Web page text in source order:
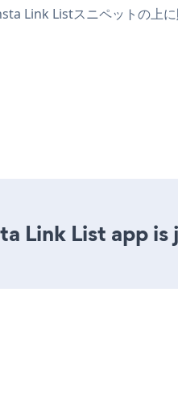
Link Listスニペットの上
Link List app is